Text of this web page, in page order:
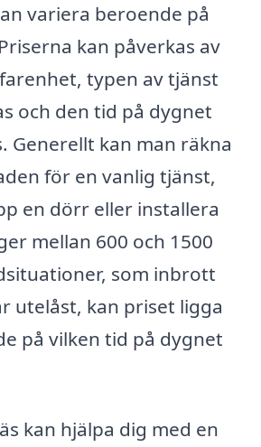
variera beroende på
kan påverkas av
typen av tjänst
och den tid på dygnet
Generellt kan man räkna
för en vanlig tjänst,
en dörr eller installera
mellan 600 och 1500
som inbrott
utelåst, kan priset ligga
på vilken tid på dygnet
kan hjälpa dig med en